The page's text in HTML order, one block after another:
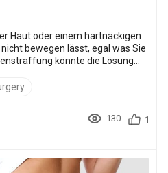
Haut oder einem hartnäckigen
bewegen lässt, egal was Sie
könnte die Lösung
plastischen Operationen. Und
hat. In diesem
130 1